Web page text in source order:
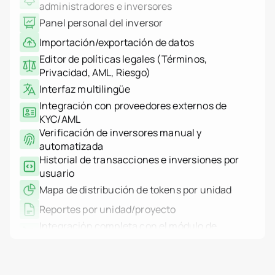
Panel personal del inversor
Importación/exportación de datos
Editor de políticas legales (Términos,
Privacidad, AML, Riesgo)
Interfaz multilingüe
Integración con proveedores externos de
KYC/AML
Verificación de inversores manual y
automatizada
Historial de transacciones e inversiones por
usuario
Mapa de distribución de tokens por unidad
Reportes por unidad/proyecto
Integración completa con el módulo de
mercado
Desarrolladores
Instituciones financieras
Albania
Francia
Georgia
Alemania
Grecia